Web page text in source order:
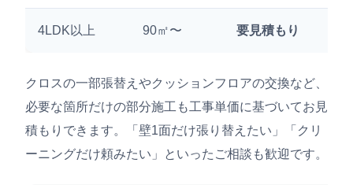
4LDK以上 90㎡〜 要見積もり
クロスの一部張替えやクッションフロアの交換など、
必要な箇所だけの部分施工も工事単価に基づいてお見
積もりできます。「壁1面だけ張り替えたい」「クリ
ーニングだけ頼みたい」といったご相談も歓迎です。